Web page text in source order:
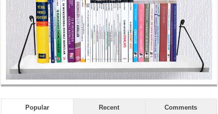
Popular Recent Comments